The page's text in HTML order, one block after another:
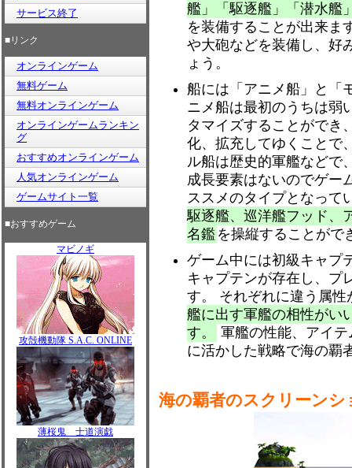
サービス終了
■リンク
オンラインゲーム
無料ゲーム
無料オンラインゲーム
オンラインゲームランキン
グ
おすすめオンラインゲーム
人気オンラインゲーム
ゲームサイト一覧
■おすすめゲーム
マビノギ
攻殻機動隊 S.A.C. ONLINE
薄桜鬼 士道演戯
艦」「駆逐艦」「潜水艦
を装備することが出来ま
や大砲などを装備し、好
ょう。
船には「アニメ船」と「
ニメ船は最初のうちは弱
タマイズすることができ
化、拡充してゆくことで
ル船は歴史的軍艦などで
成長要素はないのでゲー
ススメのタイプとなって
駆逐艦、巡洋艦フッド、
名鑑 を操縦することがで
ゲーム中には初級キャプ
キャプテンが存在し、プ
す。 それぞれに違う属性
艦に出す軍艦の相性がい
す。
軍艦の性能、アイ
に活かした戦略で海の覇
海の覇者のスクリーンシ